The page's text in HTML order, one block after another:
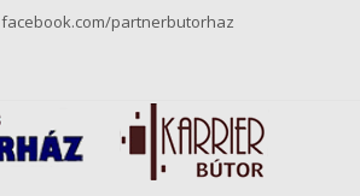
facebook.com/partnerbutorhaz